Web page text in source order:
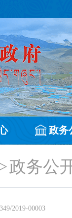
政务
政务公
2019-00003